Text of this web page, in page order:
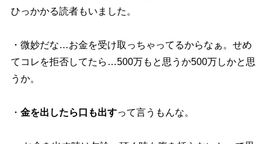
ひっかかる読者もいました。
・微妙だな…お金を受け取っちゃってるからなぁ。せめ
てコレを拒否してたら…500万もと思うか500万しかと思
うか。
・ 金を出したら口も出すって言うもんな。